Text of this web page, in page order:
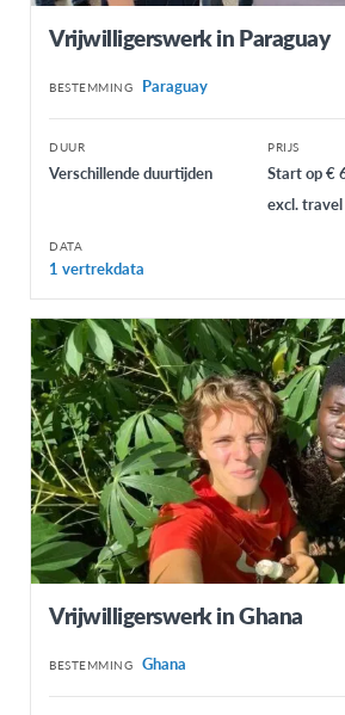
Vrijwilligerswerk in Paraguay
BESTEMMING Paraguay
DUUR
Verschillende duurtijden
PRIJS
Start op €
excl. travel
DATA
1 vertrekdata
Vrijwilligerswerk in Ghana
BESTEMMING Ghana